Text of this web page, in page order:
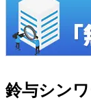
鈴与シン